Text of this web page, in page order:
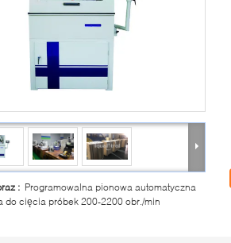
: Programowalna pionowa automatyczna
do cięcia próbek 200-2200 obr./min